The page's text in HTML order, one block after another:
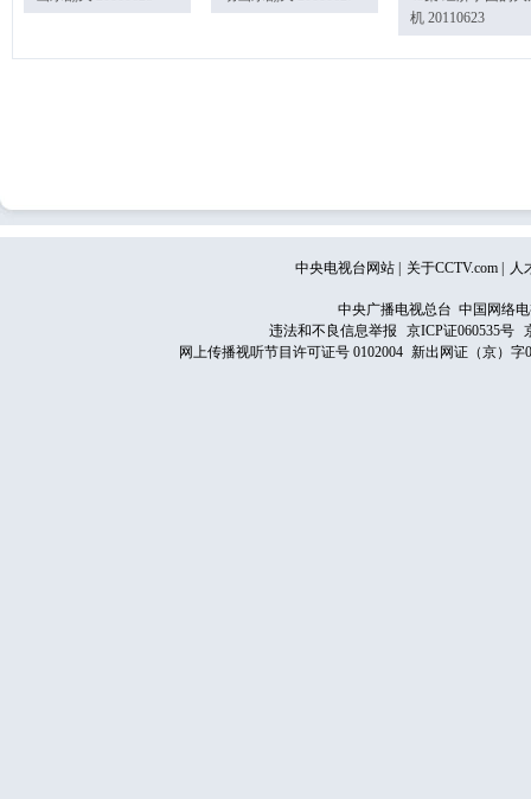
机 20110623
中央电视台网站 关于CCTV.com 人
中央广播电视总台 中国网络
违法和不良信息举报
京ICP证060535号
网上传播视听节目许可证号 0102004 新出网证（京）